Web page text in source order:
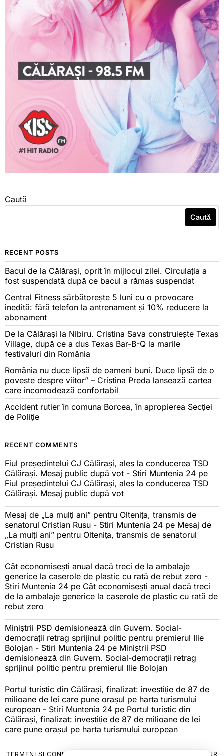
Caută
Caută
RECENT POSTS
Bacul de la Călărași, oprit în mijlocul zilei. Circulația a
fost suspendată după ce bacul a rămas suspendat
Central Fitness sărbătorește 5 luni cu o provocare
inedită: fără telefon la antrenament și 10% reducere la
abonament
De la Călărași la Nibiru. Cristina Sava construiește Texas
Village, după ce a dus Texas Bar-B-Q la marile
festivaluri din România
România nu duce lipsă de oameni buni. Duce lipsă de o
poveste despre viitor” – Cristina Preda lansează cartea
care incomodează confortabil
Accident rutier în comuna Borcea, în apropierea Secției
de Poliție
RECENT COMMENTS
Fiul președintelui CJ Călărași, ales la conducerea TSD
Călărași. Mesaj public după vot - Stiri Muntenia 24 pe
Fiul președintelui CJ Călărași, ales la conducerea TSD
Călărași. Mesaj public după vot
Mesaj de „La mulți ani” pentru Oltenița, transmis de
senatorul Cristian Rusu - Stiri Muntenia 24 pe Mesaj de
„La mulți ani” pentru Oltenița, transmis de senatorul
Cristian Rusu
Cât economisești anual dacă treci de la ambalaje
generice la caserole de plastic cu rată de rebut zero -
Stiri Muntenia 24 pe Cât economisești anual dacă treci
de la ambalaje generice la caserole de plastic cu rată de
rebut zero
Miniștrii PSD demisionează din Guvern. Social-
democrații retrag sprijinul politic pentru premierul Ilie
Bolojan - Stiri Muntenia 24 pe Miniștrii PSD
demisionează din Guvern. Social-democrații retrag
sprijinul politic pentru premierul Ilie Bolojan
Portul turistic din Călărași, finalizat: investiție de 87 de
milioane de lei care pune orașul pe harta turismului
european - Stiri Muntenia 24 pe Portul turistic din
Călărași, finalizat: investiție de 87 de milioane de lei
care pune orașul pe harta turismului european
TERMENI ȘI CONDIȚII POLITICA DE ANULARE & RETUR